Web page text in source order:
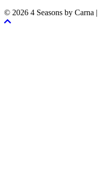
© 2026 4 Seasons by Carna |
Skrolla